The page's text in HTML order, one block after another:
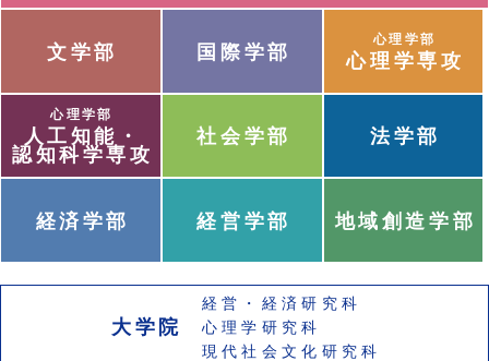
文学部 国際学部
心理学部
心理学専攻
心理学部
人工知能・
認知科学専攻
社会学部 法学部
経済学部 経営学部 地域創造学部
大学院
経営・経済研究科
心理学研究科
現代社会文化研究科